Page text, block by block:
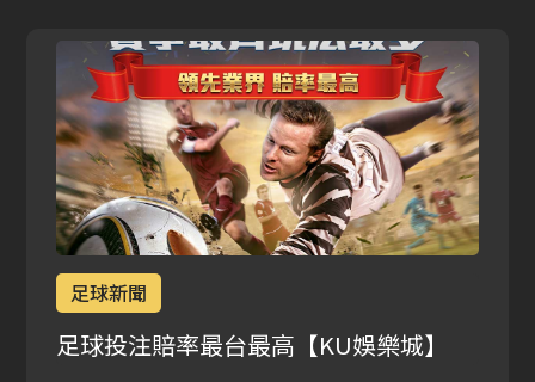
足球新聞
足球投注賠率最台最高【KU娛樂城】